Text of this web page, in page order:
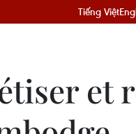
Tiếng Việt
et